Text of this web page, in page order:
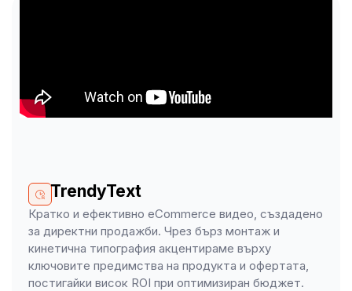
TrendyText
Кратко и ефективно eCommerce видео, създадено
за директни продажби. Чрез бърз монтаж и
кинетична типография акцентираме върху
ключовите предимства на продукта и офертата,
постигайки висок ROI при оптимизиран бюджет.